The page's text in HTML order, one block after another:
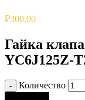
₽300.00
Гайка
YC6J125Z-
Количество